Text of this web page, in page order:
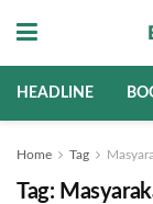
HEADLINE
Home Tag
Tag: